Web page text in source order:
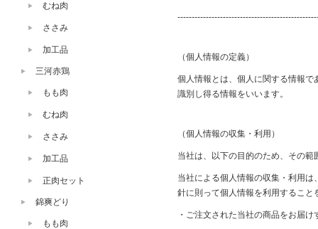
（個人情報の定義）
個人情報とは、個人に関する情報
識別し得る情報をいいます。
（個人情報の収集・利用）
当社は、以下の目的のため、その
当社による個人情報の収集・利用
針に則って個人情報を利用するこ
・ご注文された当社の商品をお届
むね肉
ささみ
加工品
三河赤鶏
もも肉
むね肉
ささみ
加工品
正肉セット
錦爽どり
もも肉